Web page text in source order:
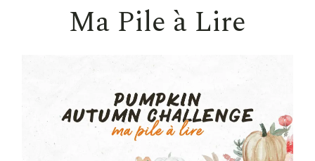
Ma Pile à Lire